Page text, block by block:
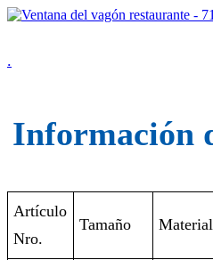
.
Información
Artículo
Nro.
Tamaño Material